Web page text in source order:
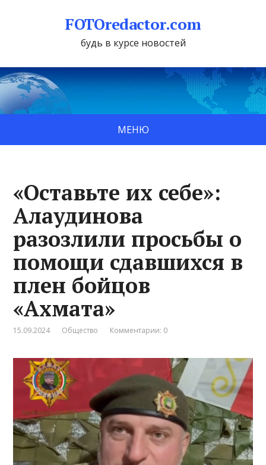
FOTOredactor.com
будь в курсе новостей
МЕНЮ
«Оставьте их себе»:
Алаудинова
разозлили просьбы о
помощи сдавшихся в
плен бойцов
«Ахмата»
15.09.2024 Общество Комментарии: 0